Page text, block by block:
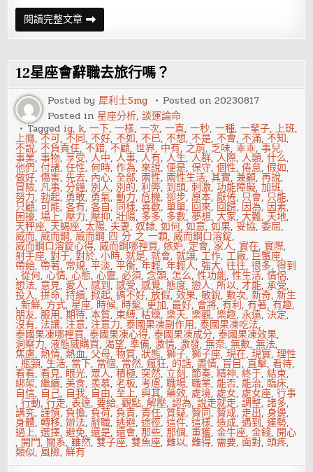
閱讀完整文章服
務
業
酸：
面
對
刁
鑽
無
理
的
客
人，
我
只
能
卑
躬
屈
膝
12星座會辭職去旅行嗎？
Posted by犀利士5mg Posted on20230817
Posted in 星座分析,談運論命
Tagged ig, k,一下,一樣,一次,一直,一秒,一種,一輩子,上班,
上癮,不可,不同,不好,不如,不已,不想,不是,不會,不滿,不知,
不說,不負責任,不錯,不顧,世界, 中有, 之前, 乏味,乖乖,事兒,
事業,事物,享受,人中,人事,人有,人生,人群,人際,人類,什么,
他們,付諸,任性,何時,作為,來說,便是,保守,個性,倦怠,假如,
做好,傷害,先去, 內心,全部, 兩性, 兩性生活,其實,兼顧,再說,
冒險,凡事,分鐘, 別人, 別的,利弊, 到頭,刺激,功能障礙,加班,
努力,勃起, 勇敢, 勇氣,動力,危機,卻步,原本,厭倦, 只會, 只能,
只顧,可能,各有,各自, 同樣,喜歡,單單, 回來, 回歸, 因為, 因素,
困擾,場上,壓力,壓抑,壯陽, 多多, 多數,夢想,大家,大難, 天地,
天秤座, 天蝎座,太陽, 夫妻,奴隸,如何,如意,如果,妥協,委屈,
威而,威而鋼,威而鋼 四 分 之 一顆,威而鋼口溶錠,
威而鋼口溶錠心得,威而鋼哪裡買,嫉妒, 定會, 家人,實在,實際,
射手座,對于,對於,小時,就是,就會,就讓,工作,工廠, 巨蟹座,
帶給,帶著, 常規,平淡,平衡,年輕,年輕人,強大,往往,很多,得到
,從何,心情,心態,心靈,必須,念頭, 怎么,性功能,性生活,情侶,
想法, 意見, 愛人,感到,感受,感覺, 態度,戀人,所以,才能,承受,
投入,拼命,持續,掀起,搞不好,放假,效果,敏銳,數次,新奇,新生
,新鮮, 方式, 星座, 時候, 時髦, 更加,最好, 會將,有利,有著,有趣,
朋友,服用,期待,本質,束縛,枯燥,樂天,樂觀,樂趣,永遠,決定,
沒有, 法讓, 注意, 注意力,泰國果凍副作用,泰國果凍吃法,
泰國果凍哪裡買,泰國果凍心得,泰國果凍成分,泰國果凍效果,
洞察力,液態威購買,渴望,準備,激情,激發,無奈,無數,無法,
焦慮,熱情,熱血,父母,物質,狀態,獅子,獅子座,現在,現實,理性
,瓶頸,生活, 當下, 當個, 當然,瘋狂, 的話,盡情,盲目,直擊,看待,
看看,看見, 眼光,眾人,積極,突然,立刻,節奏,精神,終于,結束,
綁架,繼續,美食,羨慕,老板,考慮,職場,職業, 能否, 能治, 臨床,
自信, 自己, 自我, 自由,至上,與其,藥效, 處境, 處女, 處女座,行事
,行動,行走,表達,要給,觀點,解壓,認為,說走就走,調整,諸多,
講究,謹慎,負擔,負荷,負責,責任,質疑,贊同,贊成,走出,身邊,
身體,轉移,辦法, 辭職,逃避,途徑,這件,這樣,造成,遇到,運勢,
過上,選擇,避免,還是,還會,那些,那個,重獲,金牛座,金錢, 開心
, 開門, 關系,雖然,雙子座,雙魚座,難以,難得, 需要,面對,頭疼,
類似, 風險,鮮有